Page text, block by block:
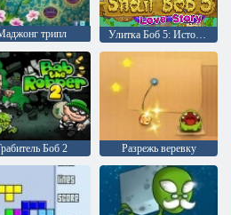
трипл Улитка Боб 5: История любви
Боб 2 Разрежь веревку